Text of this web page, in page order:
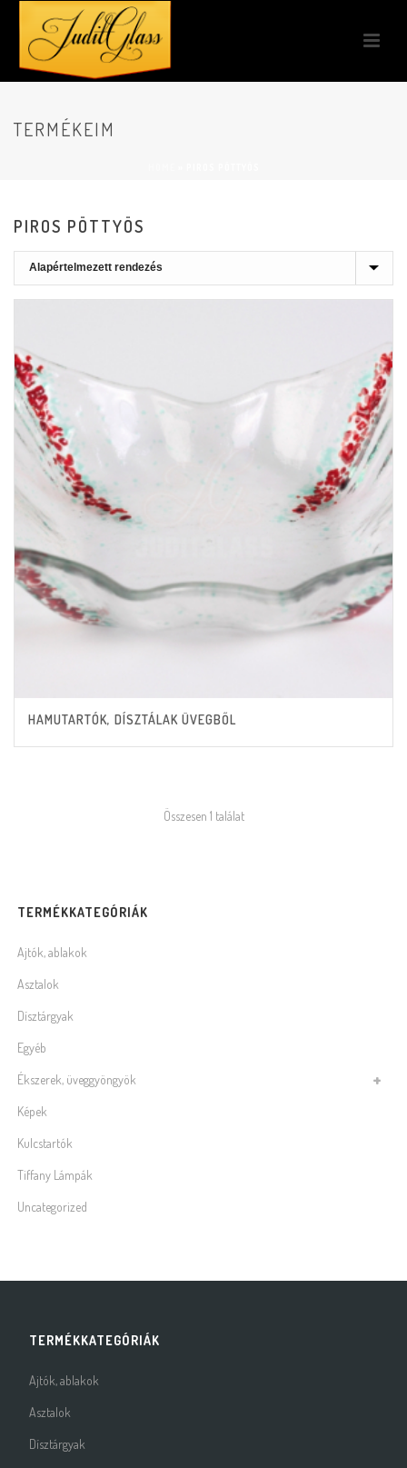
TERMÉKEIM
PIROS PÖTTYÖS
HAMUTARTÓK, DÍSZTÁLAK ÜVEGBŐL
Összesen 1 találat
TERMÉKKATEGÓRIÁK
Ajtók, ablakok
Asztalok
Dísztárgyak
Egyéb
Ékszerek, üveggyöngyök
Képek
Kulcstartók
Tiffany Lámpák
Uncategorized
TERMÉKKATEGÓRIÁK
Ajtók, ablakok
Asztalok
Dísztárgyak